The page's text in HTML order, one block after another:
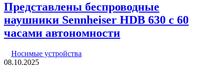
Представлены беспроводные
наушники Sennheiser HDB 630 с 60
часами автономности
Носимые устройства
08.10.2025